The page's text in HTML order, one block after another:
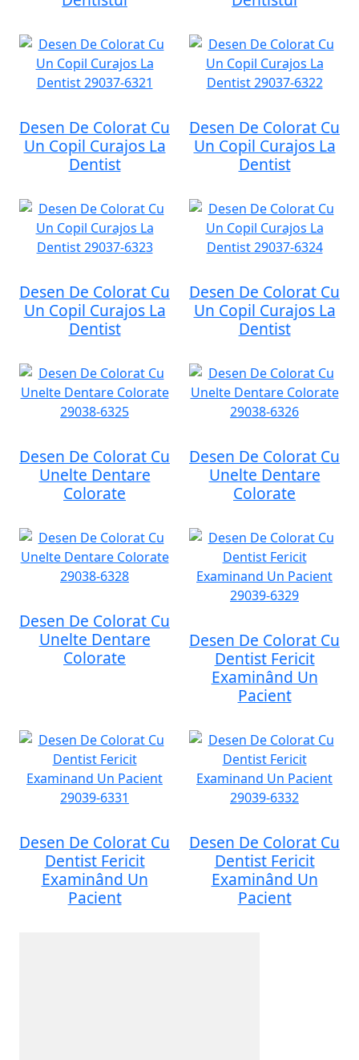
Desen De Colorat Cu
Un Copil Curajos La
Dentist
Desen De Colorat Cu
Un Copil Curajos La
Dentist
Desen De Colorat Cu
Un Copil Curajos La
Dentist
Desen De Colorat Cu
Un Copil Curajos La
Dentist
Desen De Colorat Cu
Unelte Dentare
Colorate
Desen De Colorat Cu
Unelte Dentare
Colorate
Desen De Colorat Cu
Unelte Dentare
Colorate
Desen De Colorat Cu
Dentist Fericit
Examinând Un
Pacient
Desen De Colorat Cu
Dentist Fericit
Examinând Un
Pacient
Desen De Colorat Cu
Dentist Fericit
Examinând Un
Pacient